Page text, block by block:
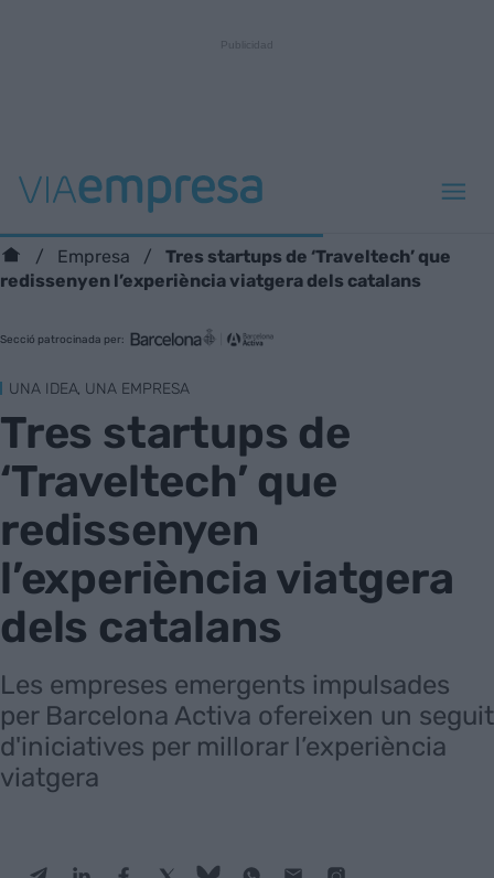
Empresa
Tres startups de ‘Traveltech’ que
redissenyen l’experiència viatgera dels catalans
Secció patrocinada per:
UNA IDEA, UNA EMPRESA
Tres startups de
‘Traveltech’ que
redissenyen
l’experiència viatgera
dels catalans
Les empreses emergents impulsades
per Barcelona Activa ofereixen un seguit
d'iniciatives per millorar l’experiència
viatgera